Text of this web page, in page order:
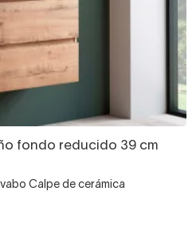
fondo reducido 39 cm
Calpe de cerámica